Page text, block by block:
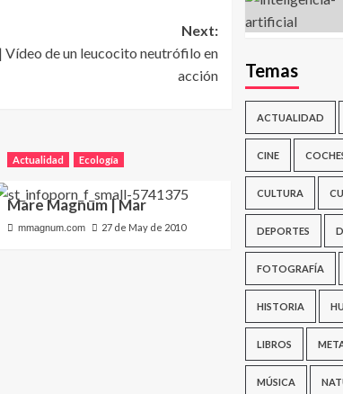
Next:
de un leucocito neutrófilo en
acción
Actualidad Ecología
Mare Magnum | Mar
mmagnum.com 27 de May de 2010
Temas
ACTUALIDAD
CINE
CULTURA
DEPORTES
FOTOGRAFÍA
HISTORIA
LIBROS
MÚSICA